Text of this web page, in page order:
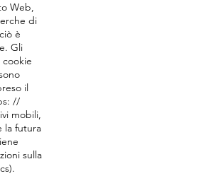
Web,
di
è
Gli
il
//
mobili,
la futura
sulla